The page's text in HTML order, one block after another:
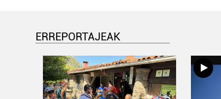
ERREPORTAJEAK